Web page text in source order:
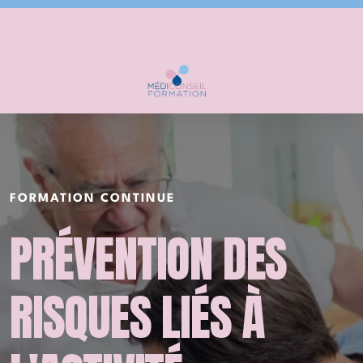
FORMATION CONTINUE
PRÉVENTION DES
RISQUES LIÉS À
Accessibilité handicap
Gérontologie, vieillissement et fin de vie
Perte d'autonomie et simulateur de vieillissement
Soins palliatifs et accompagnement de la fin de vie